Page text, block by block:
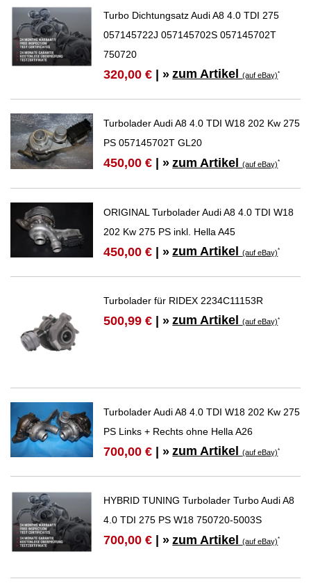
Turbo Dichtungsatz Audi A8 4.0 TDI 275
057145722J 057145702S 057145702T
750720
320,00 € | » zum Artikel(auf eBay)*
Turbolader Audi A8 4.0 TDI W18 202 Kw 275
PS 057145702T GL20
450,00 € | » zum Artikel(auf eBay)*
ORIGINAL Turbolader Audi A8 4.0 TDI W18
202 Kw 275 PS inkl. Hella A45
450,00 € | » zum Artikel(auf eBay)*
Turbolader für RIDEX 2234C11153R
500,99 € | » zum Artikel(auf eBay)*
Turbolader Audi A8 4.0 TDI W18 202 Kw 275
PS Links + Rechts ohne Hella A26
700,00 € | » zum Artikel(auf eBay)*
HYBRID TUNING Turbolader Turbo Audi A8
4.0 TDI 275 PS W18 750720-5003S
700,00 € | » zum Artikel(auf eBay)*